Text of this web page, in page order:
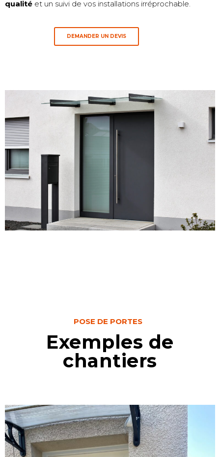
qualité et un suivi de vos installations irréprochable.
DEMANDER UN DEVIS
POSE DE PORTES
Exemples de
chantiers